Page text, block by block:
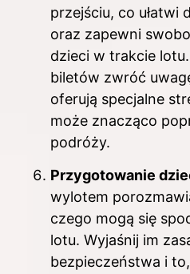
przejściu, co ułatwi
oraz zapewni
dzieci w trakcie
biletów zwróć
oferują specjalne
może znacząco
podróży.
Przygotowanie
wylotem
czego mogą się
lotu. Wyjaśnij im
bezpieczeństwa i